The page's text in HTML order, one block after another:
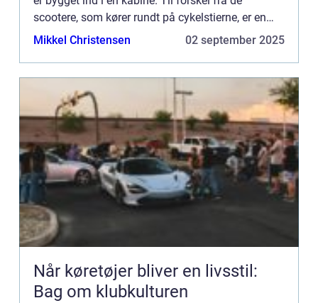
scootere, som kører rundt på cykelstierne, er en
kabinescooter dog trehjulet. Før i tiden var
Mikkel Christensen 02 september 2025
Når køretøjer bliver en livsstil:
Bag om klubkulturen